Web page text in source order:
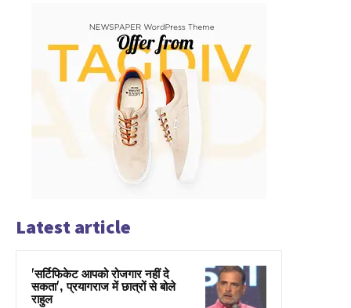
Latest article
'सर्टिफिकेट आपको रोजगार नहीं दे
सकता', प्रयागराज में छात्रों से बोले
राहुल